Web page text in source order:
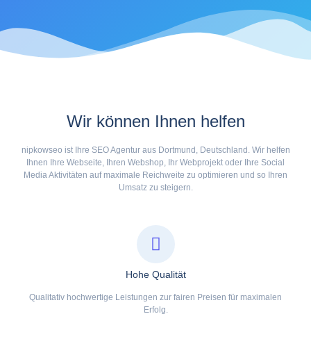
Wir können Ihnen helfen
nipkowseo ist Ihre SEO Agentur aus Dortmund, Deutschland. Wir helfen
Ihnen Ihre Webseite, Ihren Webshop, Ihr Webprojekt oder Ihre Social
Media Aktivitäten auf maximale Reichweite zu optimieren und so Ihren
Umsatz zu steigern.
Hohe Qualität
Qualitativ hochwertige Leistungen zur fairen Preisen für maximalen
Erfolg.